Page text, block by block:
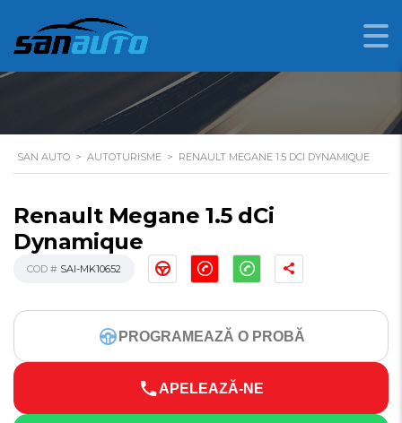
RENAULT MEGANE 1.5
DCI DYNAMIQUE
SAN AUTO > AUTOTURISME > RENAULT MEGANE 1.5 DCI DYNAMIQUE
Renault Megane 1.5 dCi
Dynamique
COD # SAI-MK10652
PROGRAMEAZĂ O PROBĂ
APELEAZĂ-NE